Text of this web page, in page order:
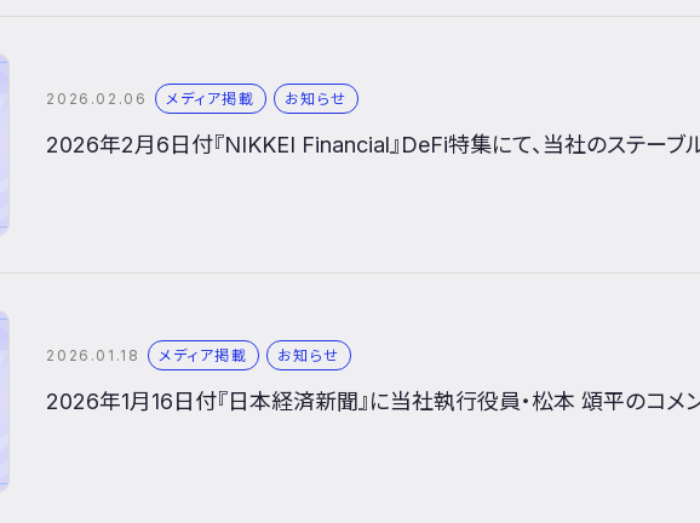
2026.02.06 メディア掲載 お知らせ
2026年2月6日付『NIKKEI Financial』DeFi特集にて、当社のステーブ
2026.01.18 メディア掲載 お知らせ
2026年1月16日付『日本経済新聞』に当社執行役員・松本 頌平のコメ